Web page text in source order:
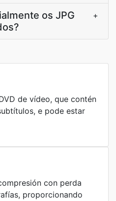
os JPG
+
de vídeo, que contén
e pode estar
con perda
proporcionando